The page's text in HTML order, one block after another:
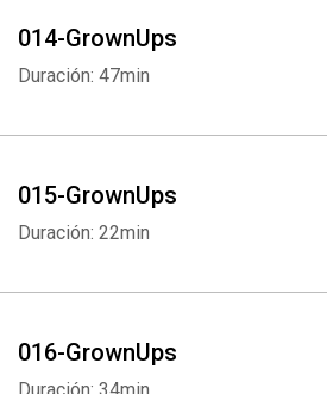
014-GrownUps
Duración: 47min
015-GrownUps
Duración: 22min
016-GrownUps